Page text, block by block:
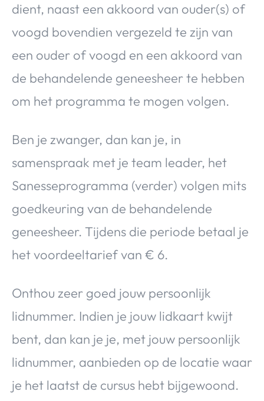
dient, naast een akkoord van ouder(s) of
voogd bovendien vergezeld te zijn van
een ouder of voogd en een akkoord van
de behandelende geneesheer te hebben
om het programma te mogen volgen.
Ben je zwanger, dan kan je, in
samenspraak met je team leader, het
Sanesseprogramma (verder) volgen mits
goedkeuring van de behandelende
geneesheer. Tijdens die periode betaal je
het voordeeltarief van € 6.
Onthou zeer goed jouw persoonlijk
lidnummer. Indien je jouw lidkaart kwijt
bent, dan kan je je, met jouw persoonlijk
lidnummer, aanbieden op de locatie waar
je het laatst de cursus hebt bijgewoond.